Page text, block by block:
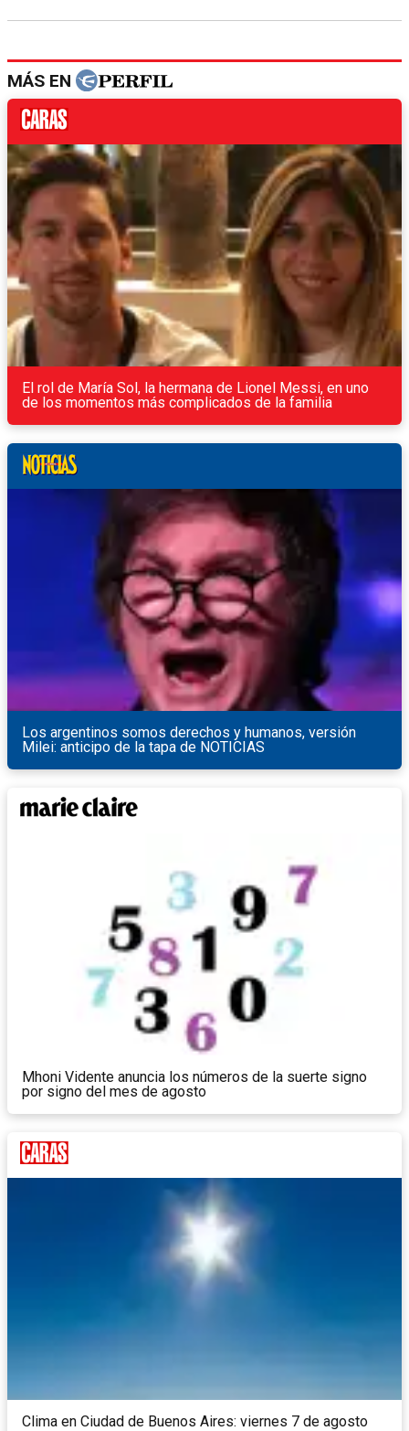
MÁS EN
El rol de María Sol, la hermana de Lionel Messi, en uno
de los momentos más complicados de la familia
Los argentinos somos derechos y humanos, versión
Milei: anticipo de la tapa de NOTICIAS
Mhoni Vidente anuncia los números de la suerte signo
por signo del mes de agosto
Clima en Ciudad de Buenos Aires: viernes 7 de agosto